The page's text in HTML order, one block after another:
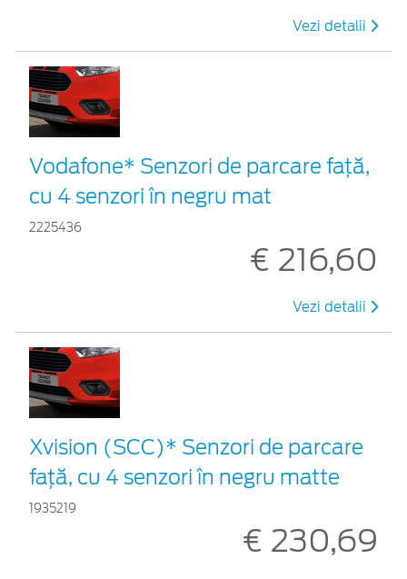
Vezi detalii
Vodafone* Senzori de parcare față,
cu 4 senzori în negru mat
2225436
€ 216,60
Vezi detalii
Xvision (SCC)* Senzori de parcare
faţă, cu 4 senzori în negru matte
1935219
€ 230,69